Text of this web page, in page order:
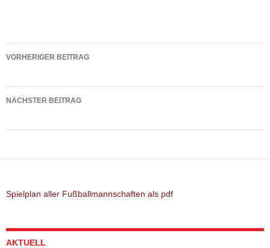
Beitragsnavigation
VORHERIGER BEITRAG
NÄCHSTER BEITRAG
Spielplan aller Fußballmannschaften als pdf
AKTUELL